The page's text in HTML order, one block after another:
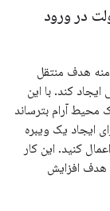
با دامنه نرم است که از 0 به دامنه هدف منتقل
کند. با این
محیط آرام بترساند
ایجاد یک ویبره
کنید. این کار
هدف افزایش